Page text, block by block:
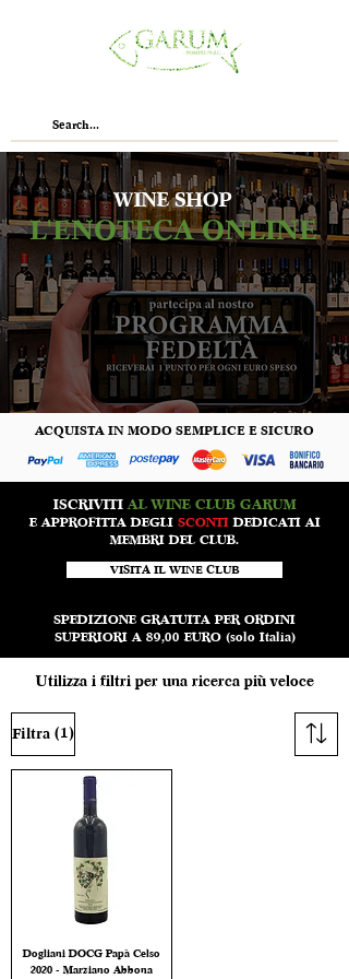
WINE SHOP
L'ENOTECA ONLINE
ACQUISTA IN MODO SEMPLICE E SICURO
ISCRIVITIAL WINE CLUB GARUM
E APPROFITTA DEGLI SCONTIDEDICATI AI
MEMBRI DEL CLUB.
VISITA IL WINE CLUB
SPEDIZIONE GRATUITA PER ORDINI
SUPERIORI A 89,00 EURO (solo Italia)
Utilizza i filtri per una ricerca più veloce
Filtra (1)
Dogliani DOCG Papà Celso
2020 - Marziano Abbona